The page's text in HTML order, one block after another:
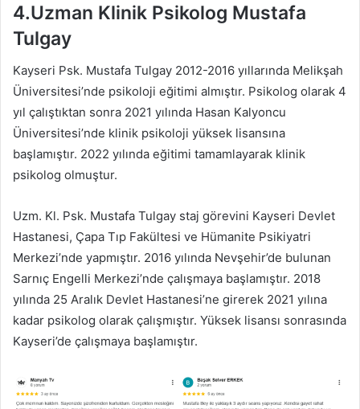
4.Uzman Klinik Psikolog Mustafa
Tulgay
Kayseri Psk. Mustafa Tulgay 2012-2016 yıllarında Melikşah
Üniversitesi’nde psikoloji eğitimi almıştır. Psikolog olarak 4
yıl çalıştıktan sonra 2021 yılında Hasan Kalyoncu
Üniversitesi’nde klinik psikoloji yüksek lisansına
başlamıştır. 2022 yılında eğitimi tamamlayarak klinik
psikolog olmuştur.
Uzm. Kl. Psk. Mustafa Tulgay staj görevini Kayseri Devlet
Hastanesi, Çapa Tıp Fakültesi ve Hümanite Psikiyatri
Merkezi’nde yapmıştır. 2016 yılında Nevşehir’de bulunan
Sarnıç Engelli Merkezi’nde çalışmaya başlamıştır. 2018
yılında 25 Aralık Devlet Hastanesi’ne girerek 2021 yılına
kadar psikolog olarak çalışmıştır. Yüksek lisansı sonrasında
Kayseri’de çalışmaya başlamıştır.